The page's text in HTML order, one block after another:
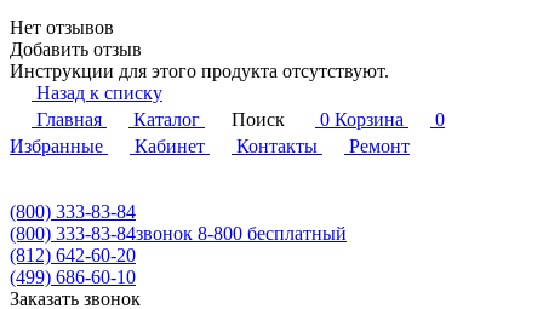
Нет отзывов
Добавить отзыв
Инструкции для этого продукта отсутствуют.
Назад к списку
Главная
Каталог Поиск 0 Корзина
0
Избранные
Кабинет Контакты Ремонт
(800) 333-83-84
(800) 333-83-84звонок 8-800 бесплатный
(812) 642-60-20
(499) 686-60-10
Заказать звонок